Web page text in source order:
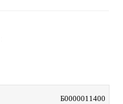
Б0000011400